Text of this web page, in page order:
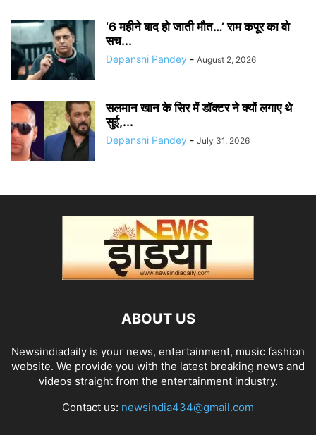
‘6 महीने बाद हो जाती मौत…’ राम कपूर का वो
सच...
Depanshi Pandey - August 2, 2026
सलमान खान के सिर में डॉक्टर ने क्यों लगाए थे
सुई,...
Depanshi Pandey - July 31, 2026
ABOUT US
Newsindiadaily is your news, entertainment, music fashion
website. We provide you with the latest breaking news and
videos straight from the entertainment industry.
Contact us: newsindia434@gmail.com